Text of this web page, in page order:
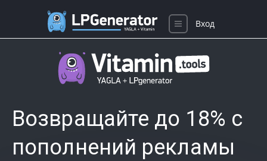
Возвращайте до 18% с
пополнений рекламы
Вход